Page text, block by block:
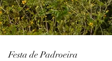
Festa de Padroeira